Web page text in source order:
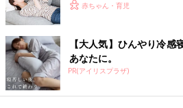
赤ちゃん・育児
【大人気】ひんやり冷感
あなたに。
PR(アイリスプラザ)